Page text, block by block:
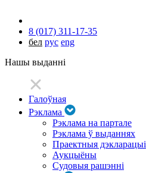
8 (017) 311-17-35
бел рус eng
Нашы выданні
Галоўная
Рэклама
Рэклама на партале
Рэклама ў выданнях
Праектныя дэкларацыі
Аукцыёны
Судовыя рашэнні